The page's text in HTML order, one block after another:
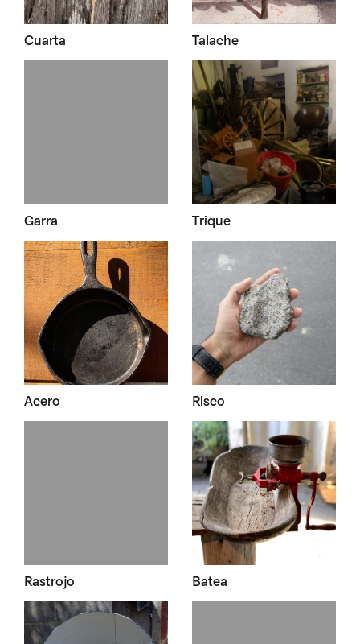
Cuarta Talache
Garra Trique
Acero Risco
Rastrojo Batea